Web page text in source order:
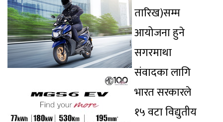
तारिख)सम्म
आयोजना हुने
सगरमाथा
संवादका लागि
भारत सरकारले
१५ वटा विद्युतीय